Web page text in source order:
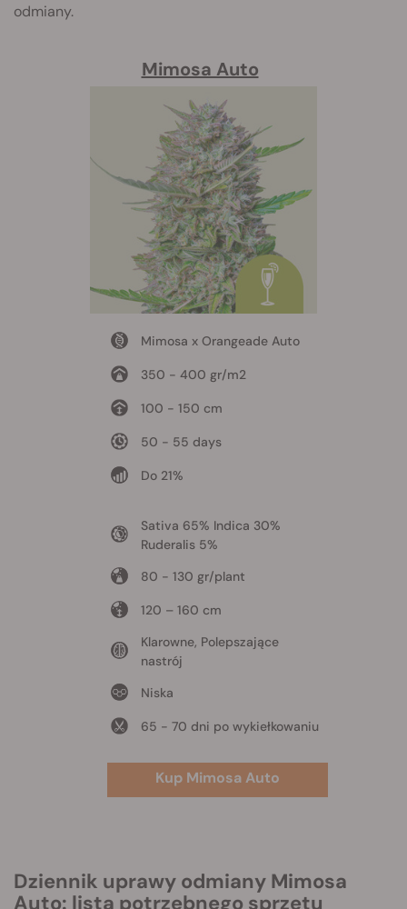
odmiany.
Mimosa Auto
Mimosa x Orangeade Auto
350 - 400 gr/m2
100 - 150 cm
50 - 55 days
Do 21%
Sativa 65% Indica 30%
Ruderalis 5%
80 - 130 gr/plant
120 – 160 cm
Klarowne, Polepszające
nastrój
Niska
65 - 70 dni po wykiełkowaniu
Kup Mimosa Auto
Dziennik uprawy odmiany Mimosa
Auto: lista potrzebnego sprzętu